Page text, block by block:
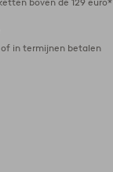
in termijnen betalen